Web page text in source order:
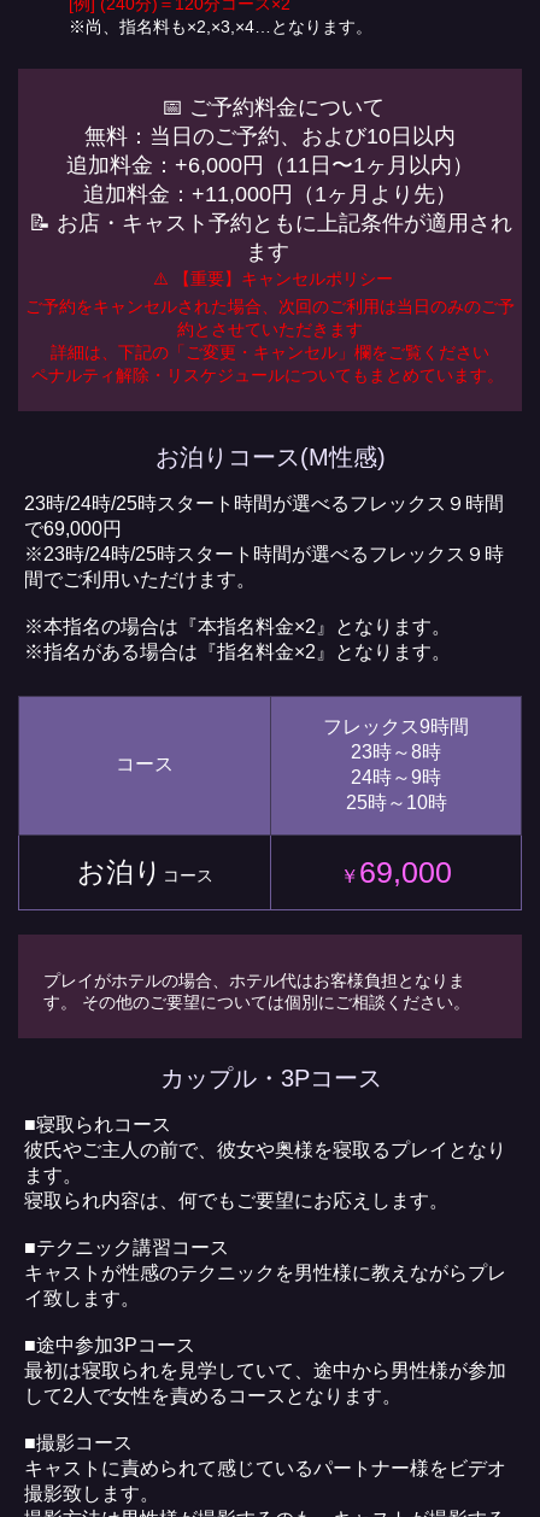
※尚、指名料も×2,×3,×4…となります。
📅 ご予約料金について
無料：当日のご予約、および10日以内
追加料金：+6,000円（11日〜1ヶ月以内）
追加料金：+11,000円（1ヶ月より先）
📝 お店・キャスト予約ともに上記条件が適用され
ます
⚠️ 【重要】キャンセルポリシー
ご予約をキャンセルされた場合、次回のご利用は当日のみのご予
約とさせていただきます
詳細は、下記の「ご変更・キャンセル」欄をご覧ください
ペナルティ解除・リスケジュールについてもまとめています。
お泊りコース(M性感)
23時/24時/25時スタート時間が選べるフレックス９時間
で69,000円
※23時/24時/25時スタート時間が選べるフレックス９時
間でご利用いただけます。
※本指名の場合は『本指名料金×2』となります。
※指名がある場合は『指名料金×2』となります。
コース
フレックス9時間
23時～8時
24時～9時
25時～10時
お泊り コース ￥ 69,000
プレイがホテルの場合、ホテル代はお客様負担となりま
す。 その他のご要望については個別にご相談ください。
カップル・3Pコース
■寝取られコース
彼氏やご主人の前で、彼女や奥様を寝取るプレイとなり
ます。
寝取られ内容は、何でもご要望にお応えします。
■テクニック講習コース
キャストが性感のテクニックを男性様に教えながらプレ
イ致します。
■途中参加3Pコース
最初は寝取られを見学していて、途中から男性様が参加
して2人で女性を責めるコースとなります。
■撮影コース
キャストに責められて感じているパートナー様をビデオ
撮影致します。